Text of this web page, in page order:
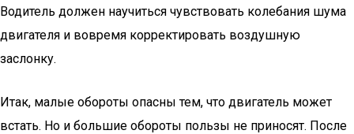
Водитель должен научиться чувствовать колебания шума
двигателя и вовремя корректировать воздушную
заслонку.
Итак, малые обороты опасны тем, что двигатель может
встать. Но и большие обороты пользы не приносят. После